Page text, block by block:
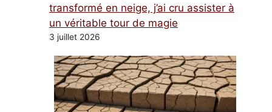
transformé en neige, j’ai cru assister à
un véritable tour de magie
3 juillet 2026